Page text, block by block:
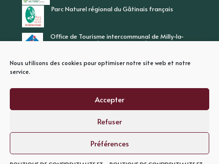
Nous utilisons des cookies pour optimiser notre site web et notre
service.
Accepter
Refuser
Préférences
Parc Naturel régional du Gâtinais français
Office de Tourisme intercommunal de Milly-la-
Forêt, Vallée de l’Ecole, Vallée de l’Essonne
MENTIONS LEGALES
POLITIQUE DE CONFIDENTIALITE